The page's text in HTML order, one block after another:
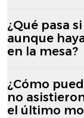
¿Qué pasa
aunque
en la mesa?
¿Cómo
no
el último